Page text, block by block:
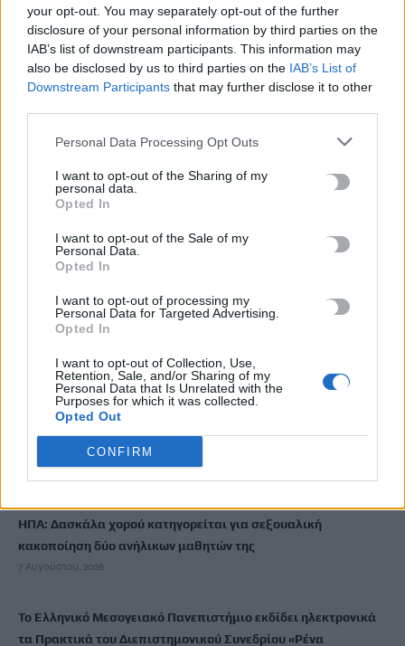
your opt-out. You may separately opt-out of the further
disclosure of your personal information by third parties on the
IAB’s list of downstream participants. This information may
also be disclosed by us to third parties on the IAB’s List of
Downstream Participants that may further disclose it to other
Personal Data Processing Opt Outs
I want to opt-out of the Sharing of my
personal data.
Opted In
I want to opt-out of the Sale of my
Personal Data.
Opted In
I want to opt-out of processing my
Personal Data for Targeted Advertising.
Opted In
I want to opt-out of Collection, Use,
Retention, Sale, and/or Sharing of my
Personal Data that Is Unrelated with the
Purposes for which it was collected.
Opted Out
CONFIRM
καθημερινά
7 Αυγούστου, 2026
Σε εξέλιξη οι δηλώσεις Πόθεν Έσχες – Αναλυτικά η
Πότε πληρώνονται οι συντάξεις Σεπτεμβρίου
7 Αυγούστου, 2026
Ξεκινούν οι ετήσιες Καλοκαιρινές Εκθέσεις του Φεστιβάλ
Κινηματογράφου Χανίων
Ισπανία: Απολιθώματα αποκαλύπτουν ότι οι πρώτοι
Ευρωπαίοι ίσως ασκούσαν κανιβαλισμό
7 Αυγούστου, 2026
ανατινάξω τον Μέσι με τέσσερις βόμβες»
ΗΠΑ: Δασκάλα χορού κατηγορείται για σεξουαλική
κακοποίηση δύο ανήλικων μαθητών της
7 Αυγούστου, 2026
Το Ελληνικό Μεσογειακό Πανεπιστήμιο εκδίδει ηλεκτρονικά
τα Πρακτικά του Διεπιστημονικού Συνεδρίου «Ρένα